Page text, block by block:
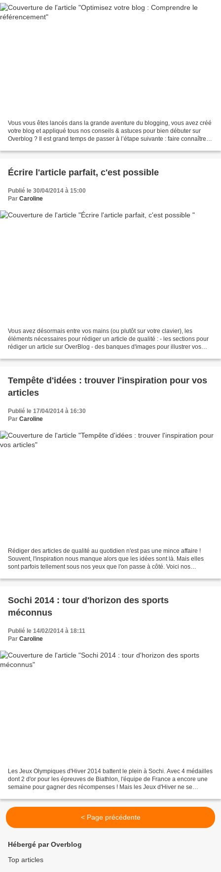
Vous vous êtes lancés dans la grande aventure du blogging, vous avez créé
votre blog et appliqué tous nos conseils & astuces pour bien débuter sur
Overblog ? Il est grand temps de passer à l’étape suivante : faire connaître
Écrire l'article parfait, c'est possible
Publié le 30/04/2014 à 15:00
Par Caroline
Vous avez désormais entre vos mains (ou plutôt sur votre clavier), les
éléments nécessaires pour rédiger un article de qualité : - les sections pour
rédiger un article sur OverBlog - des banques d'images pour illustrer vos
Tempête d'idées : trouver l'inspiration pour vos
articles
Publié le 17/04/2014 à 16:30
Par Caroline
Rédiger des articles de qualité au quotidien n'est pas une mince affaire !
Souvent, l'inspiration nous manque alors que les idées sont là. Mais elles
sont parfois tellement sous nos yeux que l'on passe à côté. Voici nos
Sochi 2014 : tour d'horizon des sports
méconnus
Publié le 14/02/2014 à 18:11
Par Caroline
Les Jeux Olympiques d'Hiver 2014 battent le plein à Sochi. Avec 4 médailles
dont 2 d'or pour les épreuves de Biathlon, l'équipe de France a encore une
semaine pour gagner des récompenses ! Mais les Jeux d'Hiver ne se
< Page précédente
Hébergé par Overblog
Top articles